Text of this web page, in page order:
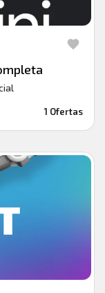
1 Ofertas